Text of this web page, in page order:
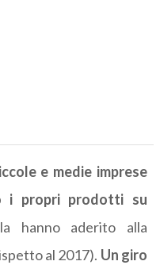
e medie imprese
i propri prodotti su
hanno aderito alla
al 2017). Un giro